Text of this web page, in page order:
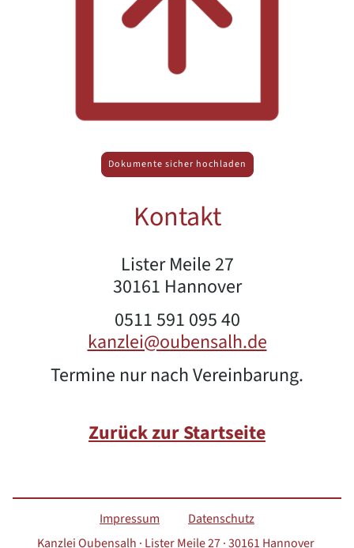
Dokumente sicher hochladen
Kontakt
Lister Meile 27
30161 Hannover
0511 591 095 40
kanzlei@oubensalh.de
Termine nur nach Vereinbarung.
Zurück zur Startseite
Impressum
Datenschutz
Kanzlei Oubensalh · Lister Meile 27 · 30161 Hannover